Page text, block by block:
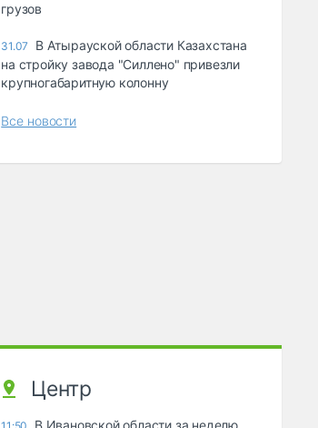
грузов
31.07
В Атырауской области Казахстана
на стройку завода "Силлено" привезли
крупногабаритную колонну
Все новости
Центр